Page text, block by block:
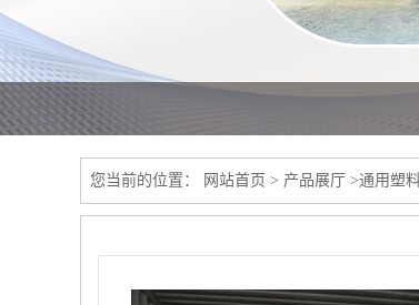
您当前的位置： 网站首页 > 产品展厅 >通用塑